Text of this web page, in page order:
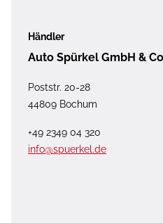
Händler
Auto Spürkel GmbH &
Poststr. 20-28
44809 Bochum
+49 2349 04 320
info@spuerkel.de